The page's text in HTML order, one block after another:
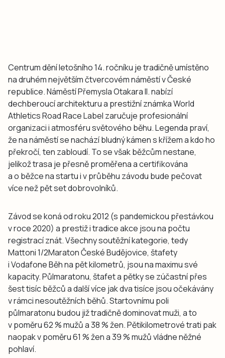
Centrum dění letošního 14. ročníku je tradičně umístěno
na druhém největším čtvercovém náměstí v České
republice. Náměstí Přemysla Otakara II. nabízí
dechberoucí architekturu a prestižní známka World
Athletics Road Race Label zaručuje profesionální
organizaci i atmosféru světového běhu. Legenda praví,
že na náměstí se nachází bludný kámen s křížem a kdo ho
překročí, ten zabloudí. To se však běžcům nestane,
jelikož trasa je přesně proměřena a certifikována
a o běžce na startu i v průběhu závodu bude pečovat
více než pět set dobrovolníků.
Závod se koná od roku 2012 (s pandemickou přestávkou
v roce 2020) a prestiž i tradice akce jsou na počtu
registrací znát. Všechny soutěžní kategorie, tedy
Mattoni 1/2Maraton České Budějovice, štafety
i Vodafone Běh na pět kilometrů, jsou na maximu své
kapacity. Půlmaratonu, štafet a pětky se zúčastní přes
šest tisíc běžců a další více jak dva tisíce jsou očekávány
v rámci nesoutěžních běhů. Startovnímu poli
půlmaratonu budou již tradičně dominovat muži, a to
v poměru 62 % mužů a 38 % žen. Pětikilometrové trati pak
naopak v poměru 61 % žen a 39 % mužů vládne něžné
pohlaví.